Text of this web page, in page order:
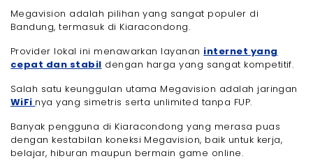
Megavision adalah pilihan yang sangat populer di
Bandung, termasuk di Kiaracondong.
Provider lokal ini menawarkan layanan internet yang
cepat dan stabil dengan harga yang sangat kompetitif.
Salah satu keunggulan utama Megavision adalah jaringan
WiFi nya yang simetris serta unlimited tanpa FUP.
Banyak pengguna di Kiaracondong yang merasa puas
dengan kestabilan koneksi Megavision, baik untuk kerja,
belajar, hiburan maupun bermain game online.